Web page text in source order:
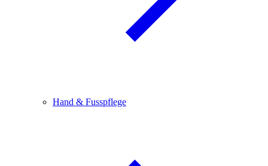
Hand & Fusspflege